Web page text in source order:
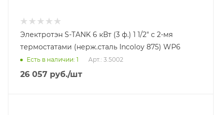
Электротэн S-TANK 6 кВт (3 ф.) 1 1/2" c 2-мя
термостатами (нерж.сталь Incoloy 875) WP6
Есть в наличии: 1 Арт.: 3.5002
26 057 руб./шт